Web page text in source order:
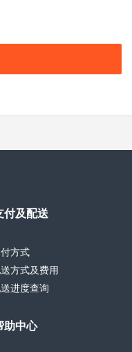
付及配送
方式
方式及费用
进度查询
助中心